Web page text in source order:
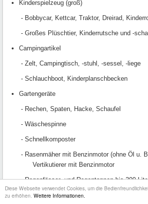
Diese Webseite verwendet Cookies, um die
zu erhöhen. Weitere Informationen.
Kinderspielzeug (groß)
- Bobbycar, Kettcar, Traktor, Dreirad,
- Großes Plüschtier, Kinderrutsche und -
Campingartikel
- Zelt, Campingtisch, -stuhl, -sessel, -liege
- Schlauchboot, Kinderplanschbecken
Gartengeräte
- Rechen, Spaten, Hacke, Schaufel
- Wäschespinne
- Schnellkomposter
- Rasenmäher mit Benzinmotor (ohne Öl u.
Vertikutierer mit Benzinmotor
- Regenfässer- und Regentonnen bis 300
Gartenmöbel